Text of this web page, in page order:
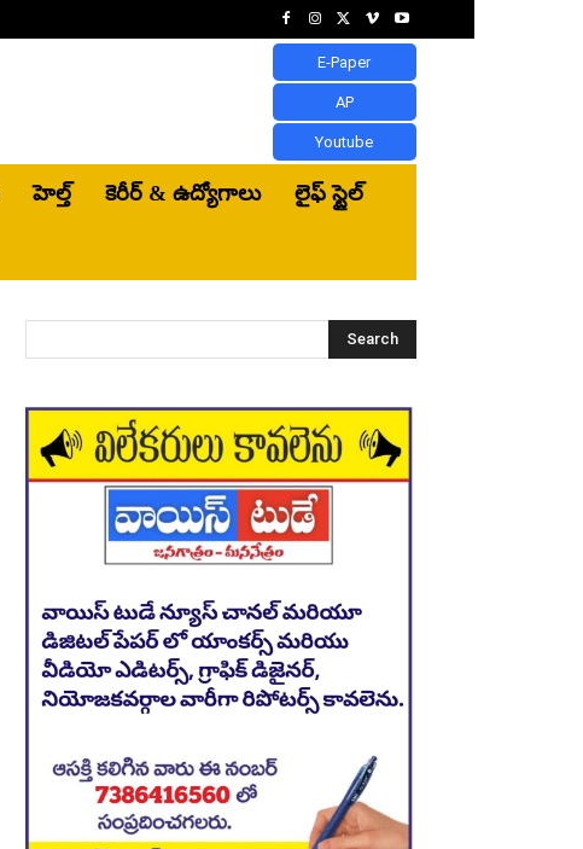
E-Paper
AP
Youtube
హెల్త్‌ కెరీర్ & ఉద్యోగాలు లైఫ్ స్టైల్
Search